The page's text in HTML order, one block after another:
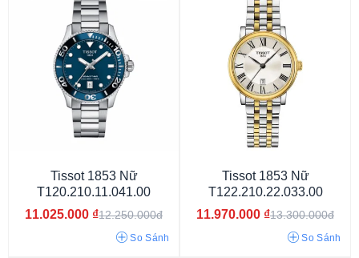
Vỏ màu cam Vỏ phối màu
Vỏ màu vàng
Vỏ vàng hồng
Vỏ màu bạc Vỏ màu trắng
Tissot 1853 Nữ
T120.210.11.041.00
11.025.000 ₫12.250.000đ
So Sánh
Tissot 1853 Nữ
T122.210.22.033.00
11.970.000 ₫13.300.000đ
So Sánh